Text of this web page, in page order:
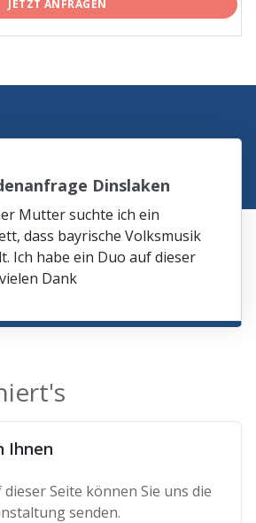
JETZT ANFRAGEN
Dinslaken
Mutter suchte ich ein
dass bayrische Volksmusik
Ich habe ein Duo auf dieser
Dank
Ihnen
Seite können Sie uns die
senden.